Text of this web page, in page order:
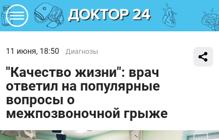
11 июня, 18:50 Диагнозы
"Качество жизни": врач
ответил на популярные
вопросы о
межпозвоночной грыже